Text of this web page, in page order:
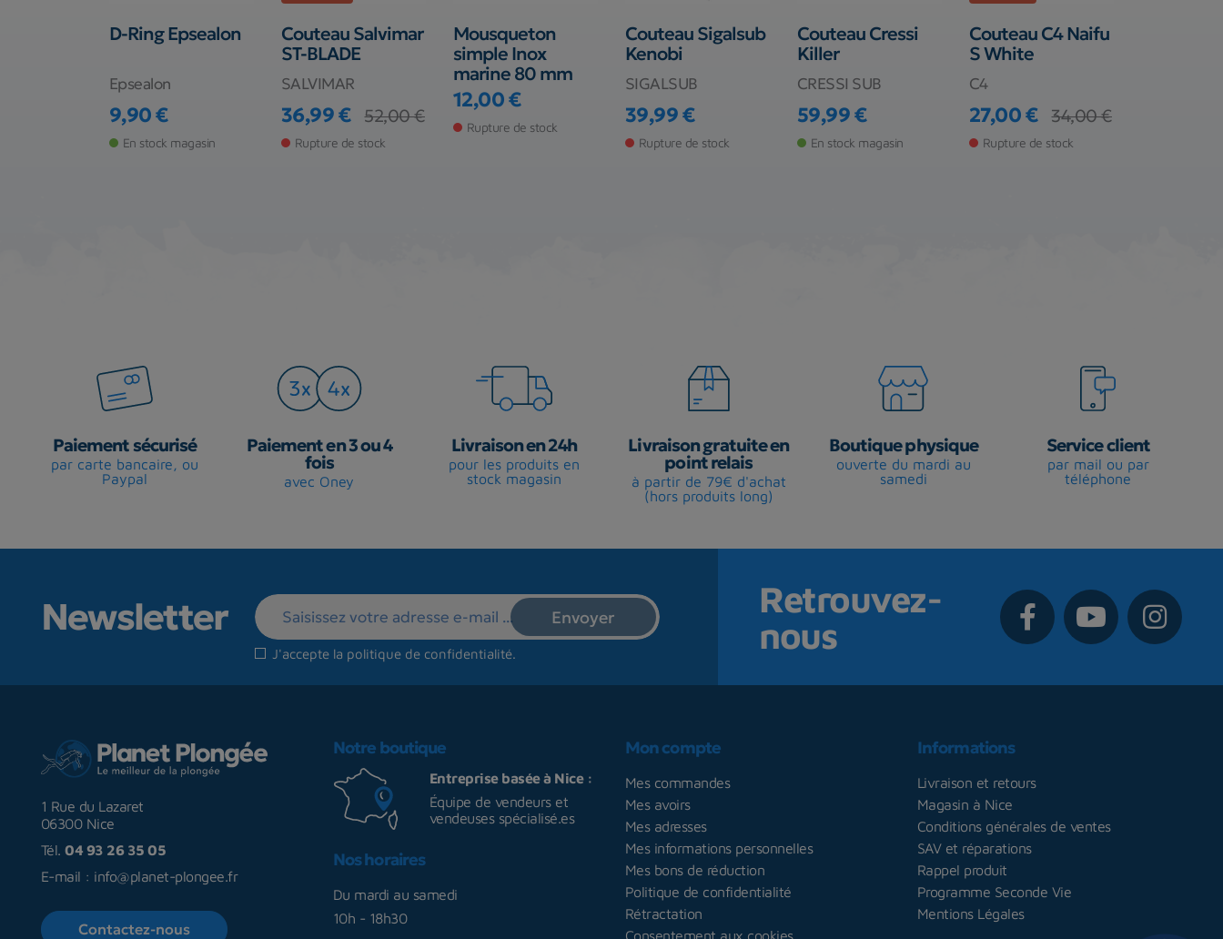
D-Ring Epsealon
Epsealon
Prix
9,90 €
En stock magasin
Couteau Salvimar
ST-BLADE
SALVIMAR
Prix
36,99 €
Prix de base
52,00 €
Rupture de stock
Mousqueton
simple Inox
marine 80 mm
Prix
12,00 €
Rupture de stock
Couteau Sigalsub
Kenobi
SIGALSUB
Prix
39,99 €
Rupture de stock
Couteau Cressi
Killer
CRESSI SUB
Prix
59,99 €
En stock magasin
Couteau C4 Naifu
S White
C4
Prix
27,00 €
Prix de base
34,00 €
Rupture de stock
Paiement sécurisé
par carte bancaire, ou
Paypal
Paiement en 3 ou 4
fois
avec Oney
Livraison en 24h
pour les produits en
stock magasin
Livraison gratuite en
point relais
à partir de 79€ d'achat
(hors produits long)
Boutique physique
ouverte du mardi au
samedi
Service client
par mail ou par
téléphone
Newsletter
J'accepte la politique de confidentialité.
Retrouvez-
nous
1 Rue du Lazaret
06300 Nice
Tél. 04 93 26 35 05
E-mail : info@planet-plongee.fr
Contactez-nous
Notre boutique
Entreprise basée à Nice :
Équipe de vendeurs et
vendeuses spécialisé.es
Nos horaires
Du mardi au samedi
10h - 18h30
Mon compte
Mes commandes
Mes avoirs
Mes adresses
Mes informations personnelles
Mes bons de réduction
Politique de confidentialité
Rétractation
Consentement aux cookies
Informations
Livraison et retours
Magasin à Nice
Conditions générales de ventes
SAV et réparations
Rappel produit
Programme Seconde Vie
Mentions Légales